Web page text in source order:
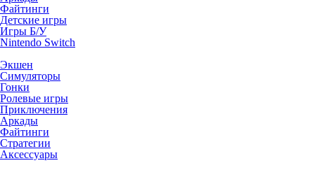
Файтинги
Детские игры
Игры Б/У
Nintendo Switch
Экшен
Симуляторы
Гонки
Ролевые игры
Приключения
Аркады
Файтинги
Стратегии
Аксессуары